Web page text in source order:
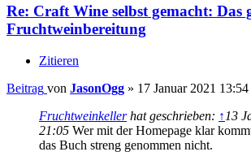
Nun, da du kein Spendenkonto für deine
oder dem Forum hast, wird es mir eine Ehre
des Buches zu bedanken. Selbst wenn nur ein
„DENK DARÜBER NICHT ALS
„DENK EINFACH DARAN, DASS DU
DEM ANSTURM AUSZUWEICHEN.“
Sir Terry Pratchett 1948-2015
Nach oben